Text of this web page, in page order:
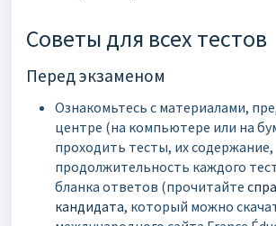
Советы для всех тестов
Перед экзаменом
Ознакомьтесь с материалами,
центре (на компьютере или на
проходить тесты, их содержание,
продолжительность каждого
бланка ответов (прочитайте
кандидата, который можно